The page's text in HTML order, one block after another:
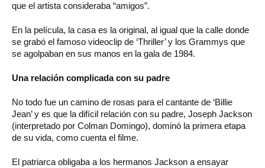
que el artista consideraba “amigos”.
En la película, la casa es la original, al igual que la calle donde
se grabó el famoso videoclip de ‘Thriller’ y los Grammys que
se agolpaban en sus manos en la gala de 1984.
Una relación complicada con su padre
No todo fue un camino de rosas para el cantante de ‘Billie
Jean’ y es que la difícil relación con su padre, Joseph Jackson
(interpretado por Colman Domingo), dominó la primera etapa
de su vida, como cuenta el filme.
El patriarca obligaba a los hermanos Jackson a ensayar